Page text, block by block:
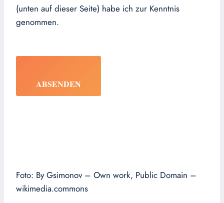
(unten auf dieser Seite) habe ich zur Kenntnis
genommen.
ABSENDEN
Foto: By Gsimonov – Own work, Public Domain –
wikimedia.commons